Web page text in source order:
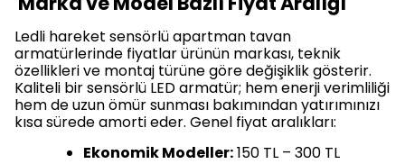
Ledli hareket sensörlü apartman tavan
armatürlerinde fiyatlar ürünün markası, teknik
özellikleri ve montaj türüne göre değişiklik gösterir.
Kaliteli bir sensörlü LED armatür; hem enerji verimliliği
hem de uzun ömür sunması bakımından yatırımınızı
kısa sürede amorti eder. Genel fiyat aralıkları:
Ekonomik Modeller:150 TL – 300 TL